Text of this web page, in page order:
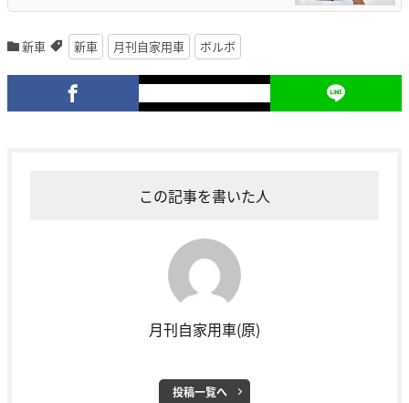
新車 新車 月刊自家用車 ボルボ
この記事を書いた人
月刊自家用車(原)
投稿一覧へ